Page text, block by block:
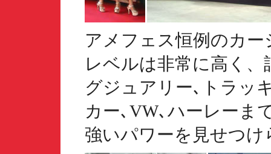
アメフェス恒例のカ
レベルは非常に高く
グジュアリー､トラッ
カー､VW､ハーレーま
強いパワーを見せつけ